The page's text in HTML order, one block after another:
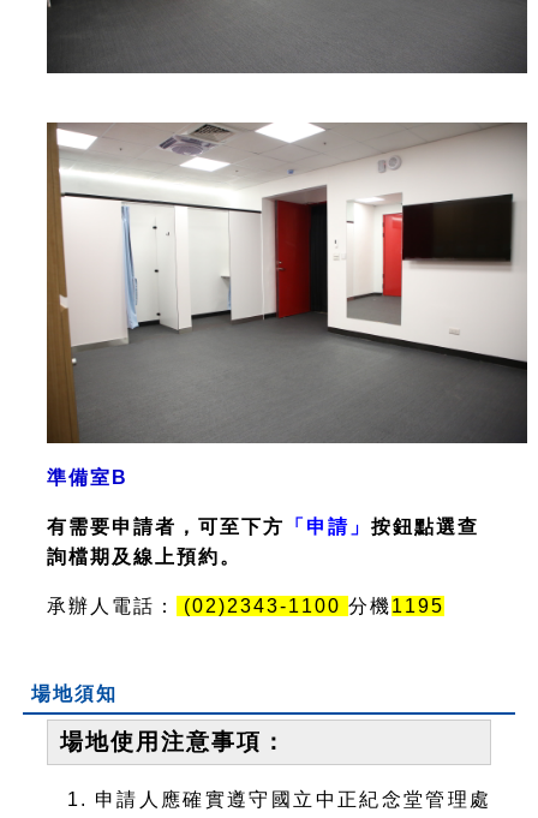
準備室B
有需要申請者，可至下方 「申請」 按鈕點選查
詢檔期及線上預約。
承辦人電話： (02)2343-1100 分機1195
場地須知
場地使用注意事項：
申請人應確實遵守國立中正紀念堂管理處